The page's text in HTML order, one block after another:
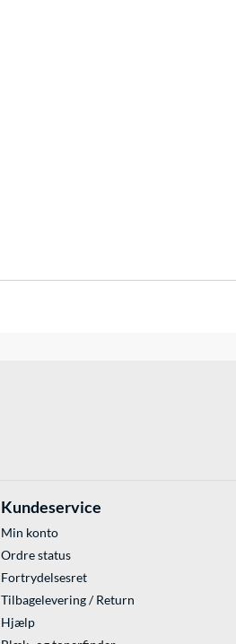
Kundeservice
Min konto
Ordre status
Fortrydelsesret
Tilbagelevering / Return
Hjælp